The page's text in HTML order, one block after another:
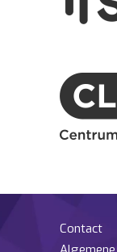
Contact